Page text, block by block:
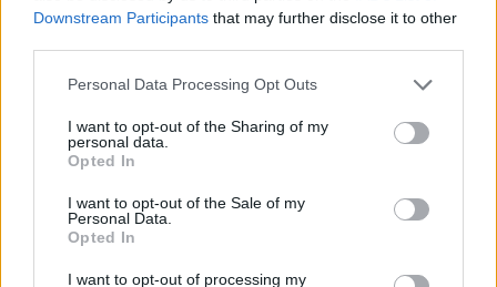
Downstream Participants that may further disclose it to other
Please note that this website/app uses one or more Google
not limited to your visit or usage behaviour. You may click to
grant or deny consent to Google and its third-party tags to
use your data for below specified purposes in below Google
consent section.
Personal Data Processing Opt Outs
I want to opt-out of the Sharing of my
personal data.
Opted In
I want to opt-out of the Sale of my
Personal Data.
Opted In
I want to opt-out of processing my
Essencia
Rumour
Salt
BIB GOURMAND